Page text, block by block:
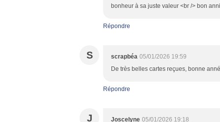
bonheur à sa juste valeur <br /> bon
Répondre
S scrapbéa 05/01/2026 19:59
De très belles cartes reçues, bonne
Répondre
J Joscelyne 05/01/2026 19:18